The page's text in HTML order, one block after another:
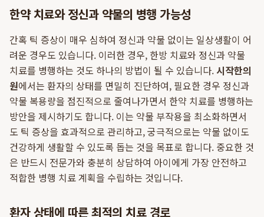
한약 치료와 정신과 약물의 병행 가능성
간혹 틱 증상이 매우 심하여 정신과 약물 없이는 일상생활이 어
려운 경우도 있습니다. 이러한 경우, 한방 치료와 정신과 약물
치료를 병행하는 것도 하나의 방법이 될 수 있습니다.시작한의
원에서는 환자의 상태를 면밀히 진단하여, 필요한 경우 정신과
약물 복용량을 점진적으로 줄여나가면서 한약 치료를 병행하는
방안을 제시하기도 합니다. 이는 약물 부작용을 최소화하면서
도 틱 증상을 효과적으로 관리하고, 궁극적으로는 약물 없이도
건강하게 생활할 수 있도록 돕는 것을 목표로 합니다. 중요한 것
은 반드시 전문가와 충분히 상담하여 아이에게 가장 안전하고
적합한 병행 치료 계획을 수립하는 것입니다.
환자 상태에 따른 최적의 치료 경로